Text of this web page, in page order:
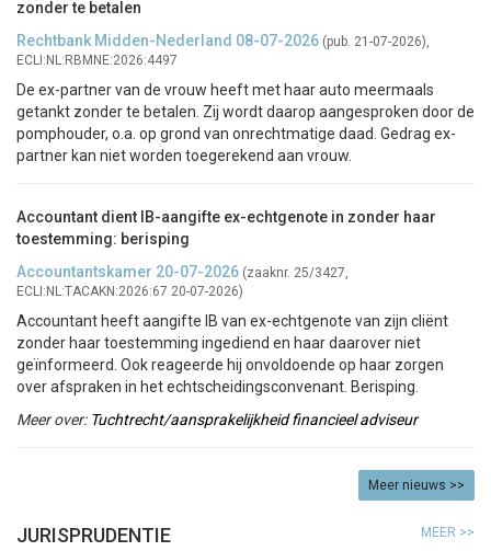
zonder te betalen
Rechtbank Midden-Nederland 08-07-2026 (pub. 21-07-2026),
ECLI:NL:RBMNE:2026:4497
De ex-partner van de vrouw heeft met haar auto meermaals
getankt zonder te betalen. Zij wordt daarop aangesproken door de
pomphouder, o.a. op grond van onrechtmatige daad. Gedrag ex-
partner kan niet worden toegerekend aan vrouw.
Accountant dient IB-aangifte ex-echtgenote in zonder haar
toestemming: berisping
Accountantskamer 20-07-2026 (zaaknr. 25/3427,
ECLI:NL:TACAKN:2026:67 20-07-2026)
Accountant heeft aangifte IB van ex-echtgenote van zijn cliënt
zonder haar toestemming ingediend en haar daarover niet
geïnformeerd. Ook reageerde hij onvoldoende op haar zorgen
over afspraken in het echtscheidingsconvenant. Berisping.
Meer over: Tuchtrecht/aansprakelijkheid financieel adviseur
Meer nieuws >>
MEER >>
JURISPRUDENTIE